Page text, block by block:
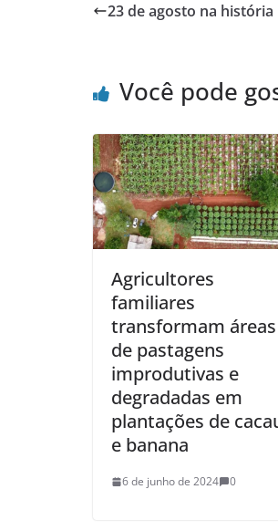
23 de agosto na história
Você pode
Agricultores
familiares
transformam áreas
de pastagens
improdutivas e
degradadas em
plantações de
e banana
6 de junho de 2024 0